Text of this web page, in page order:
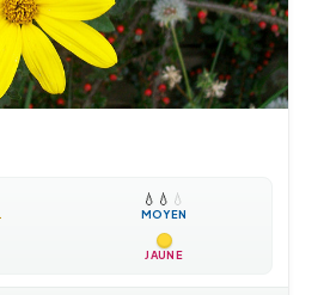
💧 💧 💧
MOYEN
JAUNE